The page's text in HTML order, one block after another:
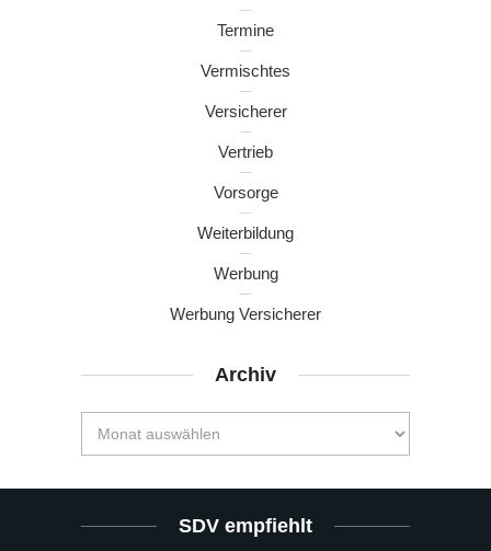
Termine
Vermischtes
Versicherer
Vertrieb
Vorsorge
Weiterbildung
Werbung
Werbung Versicherer
Archiv
SDV empfiehlt